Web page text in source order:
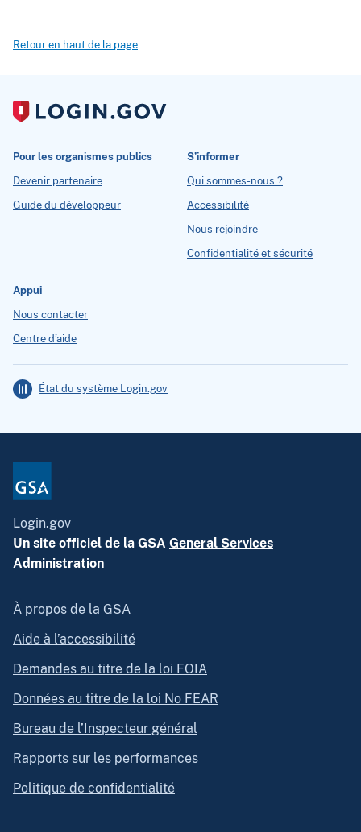
Retour en haut de la page
Pour les organismes publics
Devenir partenaire
Guide du développeur
S’informer
Qui sommes-nous ?
Accessibilité
Nous rejoindre
Confidentialité et sécurité
Appui
Nous contacter
Centre d’aide
État du système Login.gov
Login.gov
Un site officiel de la GSA General Services
Administration
À propos de la GSA
Aide à l’accessibilité
Demandes au titre de la loi FOIA
Données au titre de la loi No FEAR
Bureau de l’Inspecteur général
Rapports sur les performances
Politique de confidentialité